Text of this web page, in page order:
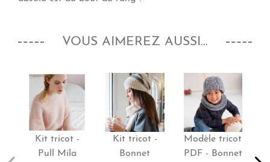
VOUS AIMEREZ AUSSI...
Kit tricot -
Pull Mila
Kit tricot -
Bonnet
Modèle tricot
PDF - Bonnet